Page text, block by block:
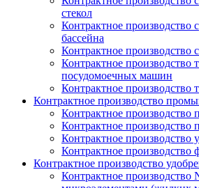
стекол
Контрактное производство
бассейна
Контрактное производство
Контрактное производство
посудомоечных машин
Контрактное производство
Контрактное производство
Контрактное производство
Контрактное производство
Контрактное производство
Контрактное производство
Контрактное производство
Контрактное производство